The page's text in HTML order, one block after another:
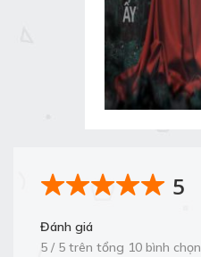
5
Đánh giá
5 / 5 trên tổng 10 bình chọn